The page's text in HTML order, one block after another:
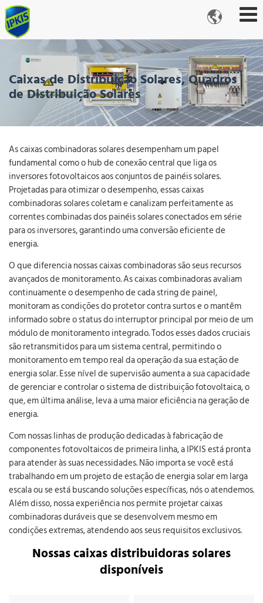

Caixas de Distribuição Solares, Quadros
de Distribuição Solares
As caixas combinadoras solares desempenham um papel
fundamental como o hub de conexão central que liga os
inversores fotovoltaicos aos conjuntos de painéis solares.
Projetadas para otimizar o desempenho, essas caixas
combinadoras solares coletam e canalizam perfeitamente as
correntes combinadas dos painéis solares conectados em série
para os inversores, garantindo uma conversão eficiente de
energia.
O que diferencia nossas caixas combinadoras são seus recursos
avançados de monitoramento. As caixas combinadoras avaliam
continuamente o desempenho de cada string de painel,
monitoram as condições do protetor contra surtos e o mantêm
informado sobre o status do interruptor principal por meio de um
módulo de monitoramento integrado. Todos esses dados cruciais
são retransmitidos para um sistema central, permitindo o
monitoramento em tempo real da operação da sua estação de
energia solar. Esse nível de supervisão aumenta a sua capacidade
de gerenciar e controlar o sistema de distribuição fotovoltaica, o
que, em última análise, leva a uma maior eficiência na geração de
energia.
Com nossas linhas de produção dedicadas à fabricação de
componentes fotovoltaicos de primeira linha, a IPKIS está pronta
para atender às suas necessidades. Não importa se você está
trabalhando em um projeto de estação de energia solar em larga
escala ou se está buscando soluções específicas, nós o atendemos.
Além disso, nossa experiência nos permite projetar caixas
combinadoras duráveis que se desenvolvem mesmo em
condições extremas, atendendo aos seus requisitos exclusivos.
Nossas caixas distribuidoras solares
disponíveis